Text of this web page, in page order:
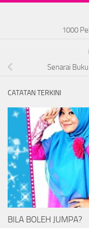
1000
Senarai
CATATAN TERKINI
BILA BOLEH JUMPA?